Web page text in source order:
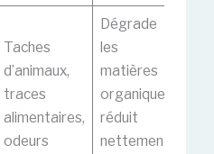
Taches
d’animaux,
traces
alimentaires,
odeurs
Dégrade
les
matières
organiques,
réduit
nettement